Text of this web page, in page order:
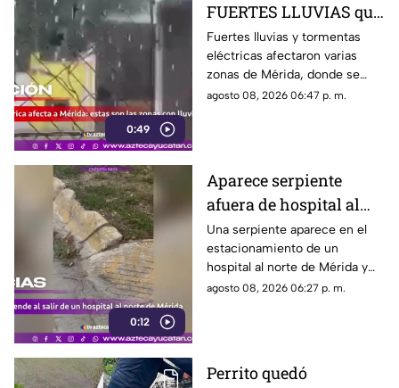
0:49
FUERTES LLUVIAS que
azotaron Mérida este
sábado 8 de agosto
Fuertes lluvias y tormentas
eléctricas afectaron varias
zonas de Mérida, donde se
reportan rayos, viento y
agosto 08, 2026 06:47 p. m.
0:12
Aparece serpiente
afuera de hospital al
norte de Mérida y
causa temor
Una serpiente aparece en el
estacionamiento de un
hospital al norte de Mérida y
cruza hacia la vía pública ante
agosto 08, 2026 06:27 p. m.
Perrito quedó